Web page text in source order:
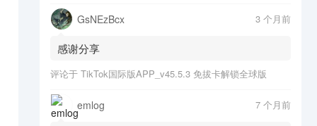
GsNEzBcx 3 个月前
感谢分享
评论于 TikTok国际版APP_v45.5.3 免拔卡解锁全球版
emlog 7 个月前